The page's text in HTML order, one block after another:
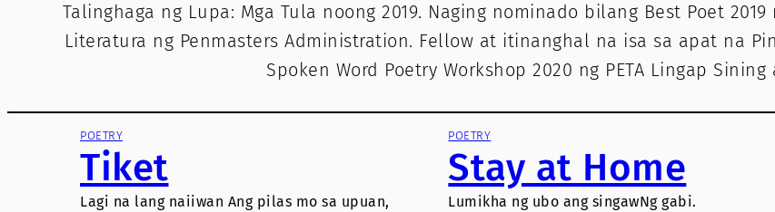
Talinghaga ng Lupa: Mga Tula noong 2019. Naging nominado bilang Best Poet
Literatura ng Penmasters Administration. Fellow at itinanghal na isa sa apat na
Spoken Word Poetry Workshop 2020 ng PETA Lingap
POETRY
Tiket
Lagi na lang naiiwan Ang pilas mo sa upuan,
POETRY
Stay at Home
Lumikha ng ubo ang singawNg gabi.